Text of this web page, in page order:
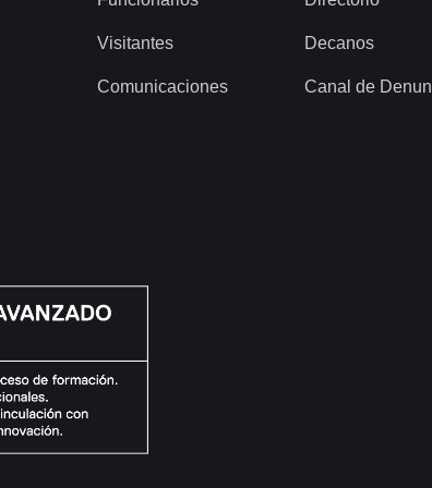
Visitantes
Comunicaciones
Decanos
Canal de